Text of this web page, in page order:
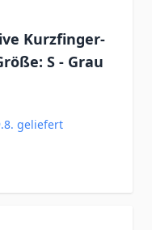
Kurzfinger-
S - Grau
geliefert